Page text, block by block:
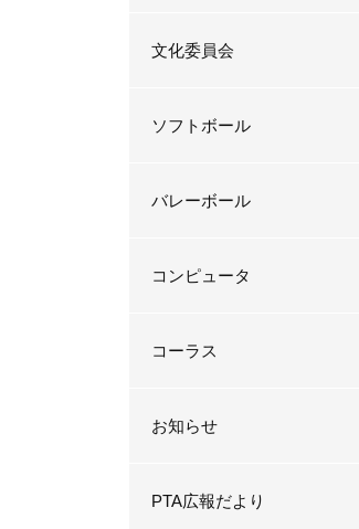
文化委員会
ソフトボール
バレーボール
コンピュータ
コーラス
お知らせ
PTA広報だより